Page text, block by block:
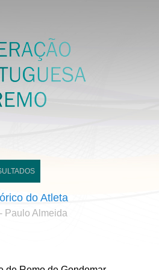
do Atleta
Paulo Almeida